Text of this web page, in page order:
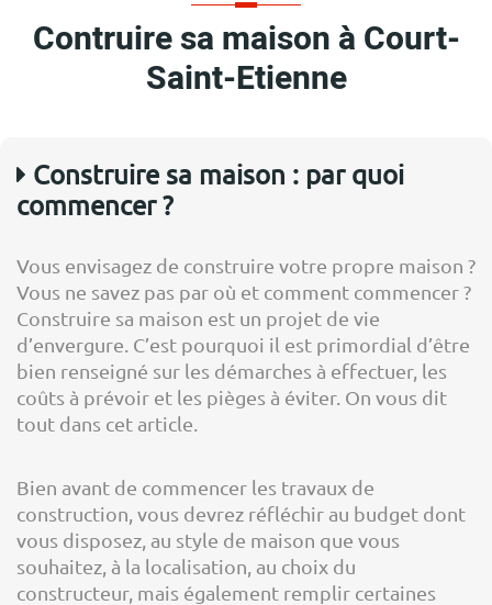
Contruire sa maison à Court-
Saint-Etienne
Construire sa maison : par quoi
commencer ?
Vous envisagez de construire votre propre maison ?
Vous ne savez pas par où et comment commencer ?
Construire sa maison est un projet de vie
d’envergure. C’est pourquoi il est primordial d’être
bien renseigné sur les démarches à effectuer, les
coûts à prévoir et les pièges à éviter. On vous dit
tout dans cet article.
Bien avant de commencer les travaux de
construction, vous devrez réfléchir au budget dont
vous disposez, au style de maison que vous
souhaitez, à la localisation, au choix du
constructeur, mais également remplir certaines